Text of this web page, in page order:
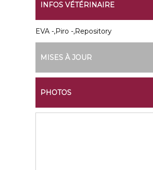
INFOS VÉTÉRINAIRE
EVA -,Piro -,Repository
MISES À JOUR
PHOTOS